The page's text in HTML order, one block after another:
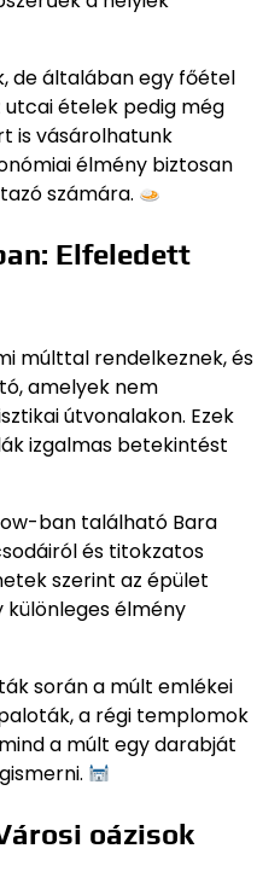
de általában egy főétel
utcai ételek pedig még
is vásárolhatunk
élmény biztosan
számára.
Elfeledett
múlttal rendelkeznek, és
amelyek nem
útvonalakon. Ezek
izgalmas betekintést
ban található Bara
és titokzatos
szerint az épület
élmény
során a múlt emlékei
a régi templomok
a múlt egy darabját
oázisok